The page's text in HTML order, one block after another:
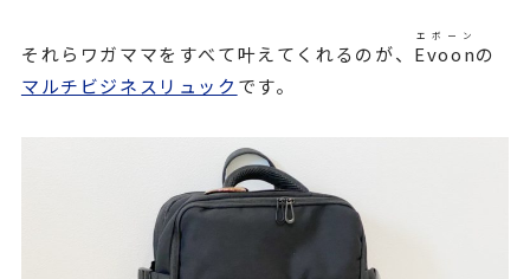
それらワガママをすべて叶えてくれるのが、 Evoon
エボーン
の
マルチビジネスリュック です。